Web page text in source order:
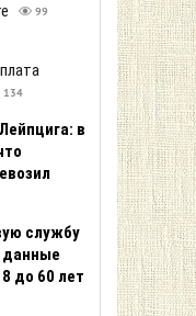
99
134
в
службу
до 60 лет